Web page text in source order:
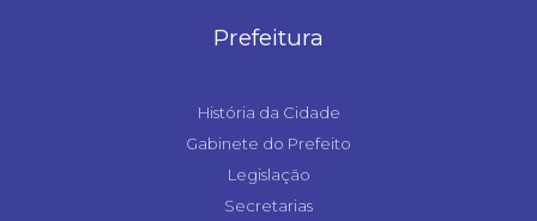
Prefeitura
História da Cidade
Gabinete do Prefeito
Legislação
Secretarias